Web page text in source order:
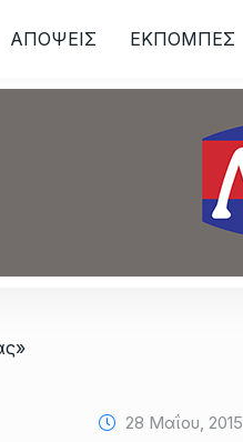
ΑΠΟΨΕΙΣ ΕΚΠΟΜΠΕΣ
28 Μαΐου, 2015